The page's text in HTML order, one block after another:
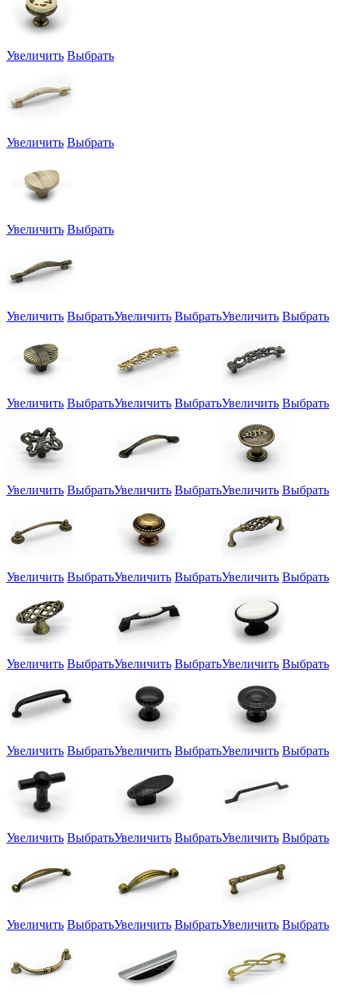
Увеличить Выбрать
Увеличить Выбрать
Увеличить Выбрать
Увеличить ВыбратьУвеличить ВыбратьУвеличить Выбрать
Увеличить ВыбратьУвеличить ВыбратьУвеличить Выбрать
Увеличить ВыбратьУвеличить ВыбратьУвеличить Выбрать
Увеличить ВыбратьУвеличить ВыбратьУвеличить Выбрать
Увеличить ВыбратьУвеличить ВыбратьУвеличить Выбрать
Увеличить ВыбратьУвеличить ВыбратьУвеличить Выбрать
Увеличить ВыбратьУвеличить ВыбратьУвеличить Выбрать
Увеличить ВыбратьУвеличить ВыбратьУвеличить Выбрать